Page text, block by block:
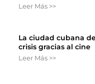
Leer Más >>
La ciudad cubana
crisis gracias al cine
Leer Más >>